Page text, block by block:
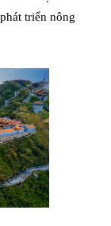
triển nông